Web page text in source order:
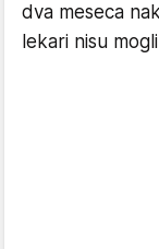
dva meseca
lekari nisu